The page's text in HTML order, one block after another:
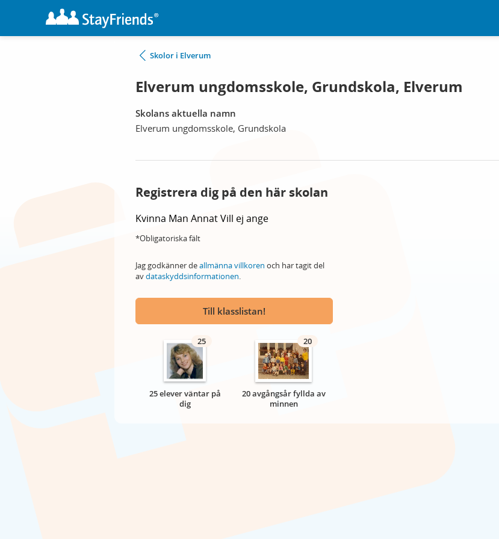
Skolor i Elverum
Elverum ungdomsskole, Grundskola, Elverum
Skolans aktuella namn
Elverum ungdomsskole, Grundskola
Registrera dig på den här skolan
Kvinna Man AnnatVill ej ange
*Obligatoriska fält
Jag godkänner deallmänna villkoren och har tagit del
avdataskyddsinformationen.
Till klasslistan!
25
25 elever väntar på
dig
20
20 avgångsår fyllda av
minnen